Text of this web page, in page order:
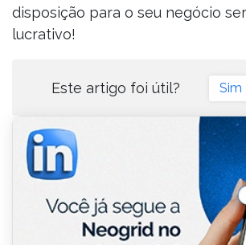
disposição para o seu negócio
lucrativo!
Este artigo foi útil? Sim